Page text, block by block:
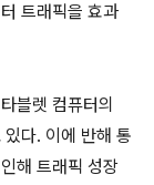
트래픽을 효과
블렛 컴퓨터의
다. 이에 반해 통
해 트래픽 성장